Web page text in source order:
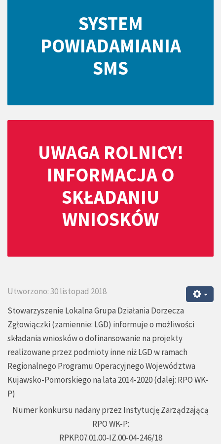
SYSTEM
POWIADAMIANIA
SMS
UWAGA ROLNICY!
INFORMACJA O
SKŁADANIU
WNIOSKÓW
Utworzono: 30 listopad 2018
Stowarzyszenie Lokalna Grupa Działania Dorzecza
Zgłowiączki (zamiennie: LGD) informuje o możliwości
składania wniosków o dofinansowanie na projekty
realizowane przez podmioty inne niż LGD w ramach
Regionalnego Programu Operacyjnego Województwa
Kujawsko-Pomorskiego na lata 2014-2020 (dalej: RPO WK-
P)
Numer konkursu nadany przez Instytucję Zarządzającą
RPO WK-P:
RPKP.07.01.00-IZ.00-04-246/18